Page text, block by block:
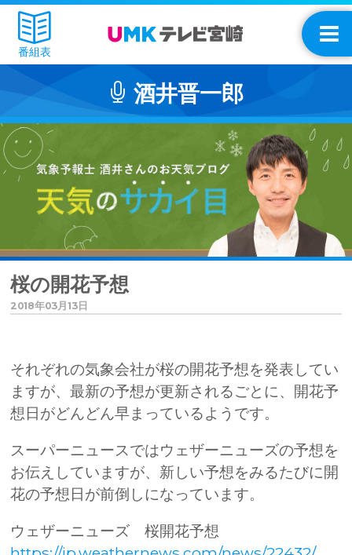
番組表
酒井晋一郎
桜の開花予想
2018年03月13日
それぞれの気象会社が桜の開花予想を発表してい
ますが、最新の予想が更新されるごとに、開花予
想日がどんどん早まっているようです。
スーパーニュースではウェザーニューズの予想を
お伝えしていますが、新しい予想をみるたびに開
花の予想日が前倒しになっています。
ウェザーニューズ 桜開花予想